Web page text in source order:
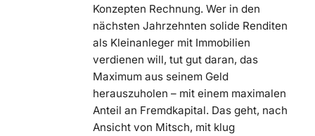
Konzepten Rechnung. Wer in den
nächsten Jahrzehnten solide Renditen
als Kleinanleger mit Immobilien
verdienen will, tut gut daran, das
Maximum aus seinem Geld
herauszuholen – mit einem maximalen
Anteil an Fremdkapital. Das geht, nach
Ansicht von Mitsch, mit klug